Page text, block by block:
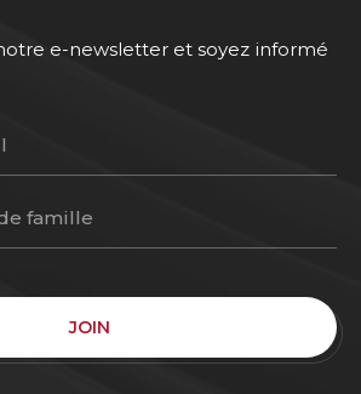
e-newsletter et soyez informé
JOIN